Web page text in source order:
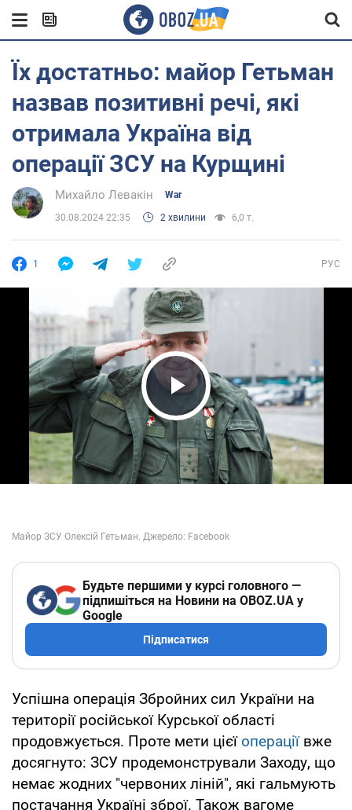
Їх достатньо: майор Гетьман
назвав позитивні речі, які
отримала Україна від
операції ЗСУ на Курщині
Михайло Левакін War
30.08.2024 22:35 2 хвилини 6,0 т.
1 РУС
Play Video
Будьте першими у курсі головного —
підпишіться на Новини на OBOZ.UA у
Google
Підписатися
Успішна операція Збройних сил України на
території російської Курської області
продовжується. Проте мети цієїопераціївже
досягнуто: ЗСУ продемонстрували Заходу, що
немає жодних "червоних ліній", які гальмують
постачання Україні зброї. Також вагоме